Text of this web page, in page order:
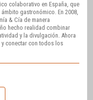
colaborativo en España, que
gastronómico. En 2008,
& Cía de manera
hecho realidad combinar
y la divulgación. Ahora
conectar con todos los